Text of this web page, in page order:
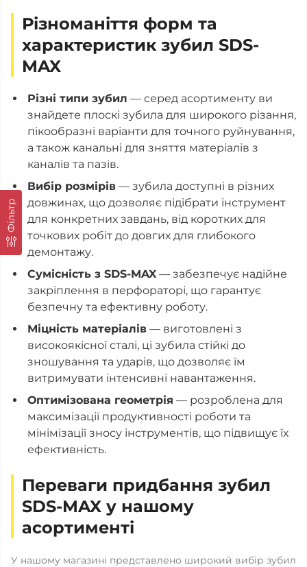
Фільтр
Різноманіття форм та
характеристик зубил SDS-
MAX
Різні типи зубил — серед асортименту ви
знайдете плоскі зубила для широкого різання,
пікообразні варіанти для точного руйнування,
а також канальні для зняття матеріалів з
каналів та пазів.
Вибір розмірів — зубила доступні в різних
довжинах, що дозволяє підібрати інструмент
для конкретних завдань, від коротких для
точкових робіт до довгих для глибокого
демонтажу.
Сумісність з SDS-MAX — забезпечує надійне
закріплення в перфораторі, що гарантує
безпечну та ефективну роботу.
Міцність матеріалів — виготовлені з
високоякісної сталі, ці зубила стійкі до
зношування та ударів, що дозволяє їм
витримувати інтенсивні навантаження.
Оптимізована геометрія — розроблена для
максимізації продуктивності роботи та
мінімізації зносу інструментів, що підвищує їх
ефективність.
Переваги придбання зубил
SDS-MAX у нашому
асортименті
У нашому магазині представлено широкий вибір зубил